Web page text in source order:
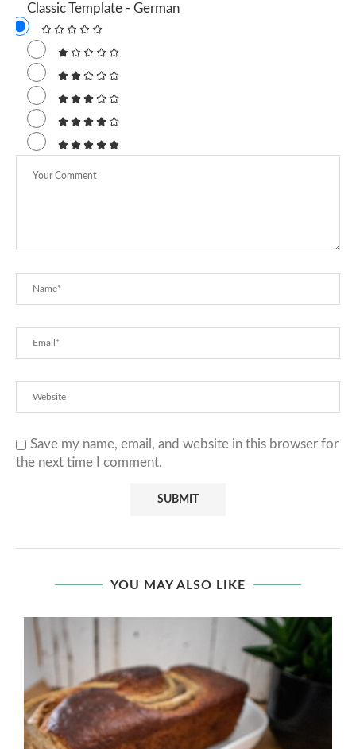
Classic Template - German
Save my name, email, and website in this browser for
the next time I comment.
YOU MAY ALSO LIKE